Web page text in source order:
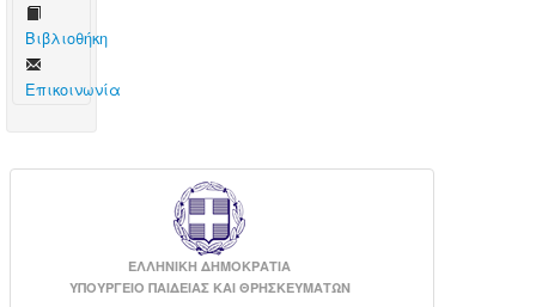
Βιβλιοθήκη
Επικοινωνία
ΕΛΛΗΝΙΚΗ ΔΗΜΟΚΡΑΤΙΑ
ΥΠΟΥΡΓΕΙΟ ΠΑΙΔΕΙΑΣ ΚΑΙ ΘΡΗΣΚΕΥΜΑΤΩΝ